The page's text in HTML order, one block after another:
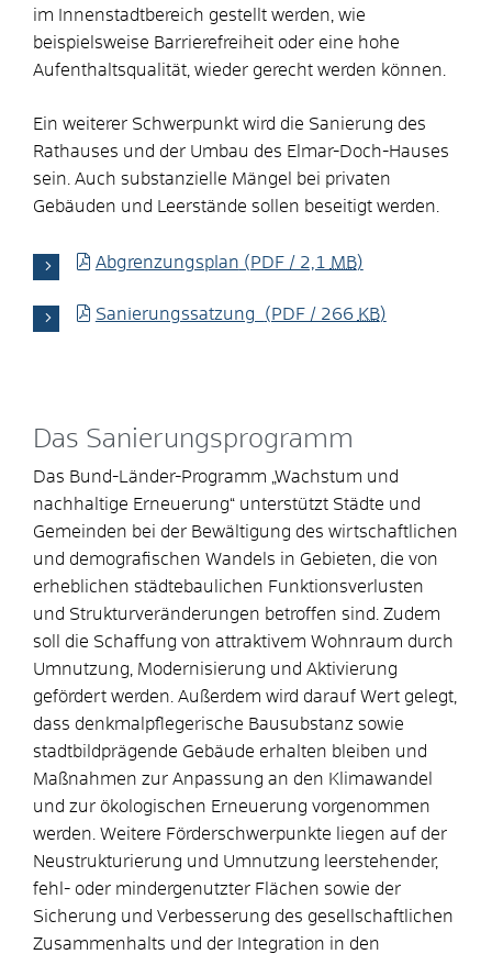
im Innenstadtbereich gestellt werden, wie
beispielsweise Barrierefreiheit oder eine hohe
Aufenthaltsqualität, wieder gerecht werden können.
Ein weiterer Schwerpunkt wird die Sanierung des
Rathauses und der Umbau des Elmar-Doch-Hauses
sein. Auch substanzielle Mängel bei privaten
Gebäuden und Leerstände sollen beseitigt werden.
Abgrenzungsplan (PDF / 2,1 MB)
Sanierungssatzung (PDF / 266 KB)
Das Sanierungsprogramm
Das Bund-Länder-Programm „Wachstum und
nachhaltige Erneuerung“ unterstützt Städte und
Gemeinden bei der Bewältigung des wirtschaftlichen
und demografischen Wandels in Gebieten, die von
erheblichen städtebaulichen Funktionsverlusten
und Strukturveränderungen betroffen sind. Zudem
soll die Schaffung von attraktivem Wohnraum durch
Umnutzung, Modernisierung und Aktivierung
gefördert werden. Außerdem wird darauf Wert gelegt,
dass denkmalpflegerische Bausubstanz sowie
stadtbildprägende Gebäude erhalten bleiben und
Maßnahmen zur Anpassung an den Klimawandel
und zur ökologischen Erneuerung vorgenommen
werden. Weitere Förderschwerpunkte liegen auf der
Neustrukturierung und Umnutzung leerstehender,
fehl- oder mindergenutzter Flächen sowie der
Sicherung und Verbesserung des gesellschaftlichen
Zusammenhalts und der Integration in den